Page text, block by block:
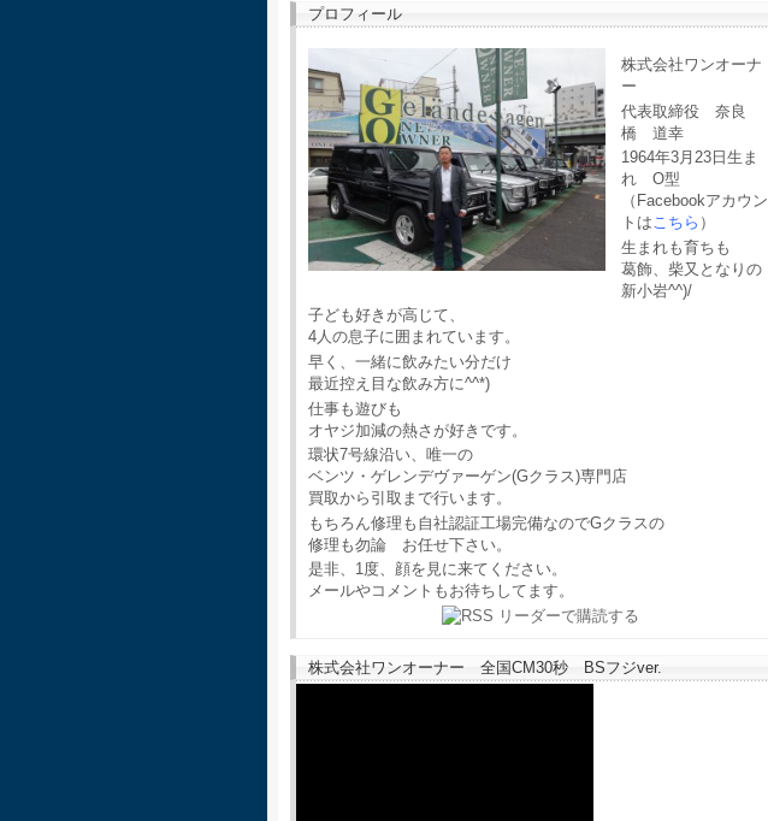
プロフィール
株式会社ワンオーナ
ー
代表取締役 奈良
橋 道幸
1964年3月23日生ま
れ O型
（Facebookアカウン
トはこちら ）
生まれも育ちも
葛飾、柴又となりの
新小岩^^)/
子ども好きが高じて、
4人の息子に囲まれています。
早く、一緒に飲みたい分だけ
最近控え目な飲み方に^^*)
仕事も遊びも
オヤジ加減の熱さが好きです。
環状7号線沿い、唯一の
ベンツ・ゲレンデヴァーゲン(Gクラス)専門店
買取から引取まで行います。
もちろん修理も自社認証工場完備なのでGクラスの
修理も勿論 お任せ下さい。
是非、1度、顔を見に来てください。
メールやコメントもお待ちしてます。
株式会社ワンオーナー 全国CM30秒 BSフジver.